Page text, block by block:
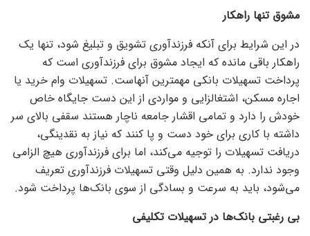
مشوق تنها راهکار
در این شرایط برای آنکه فرزندآوری تشویق و تبلیغ شود، تنها یک
راهکار باقی مانده که ایجاد مشوق برای فرزندآوری است که
پرداخت تسهیلات بانکی مهمترین آنهاست. تسهیلات وام خرید یا
اجاره مسکن، اشتغالزایی و مواردی از این دست جایگاه خاص
خودش را دارد و تمامی اقشار جامعه ناچار هستند سقفی بالای سر
داشته با کاری برای خود دست و پا کنند که نیاز به نقدینگی،
دریافت تسهیلات را توجیه می‌کند، اما برای فرزندآوری هیچ الزامی
وجود ندارد. به همین دلیل وقتی تسهیلات فرزندآوری تعریف
می‌شود، باید به سرعت و بسادگی از سوی بانک‌ها پرداخت شود.
بی رغبتی بانک‌ها در تسهیلات تکلیفی